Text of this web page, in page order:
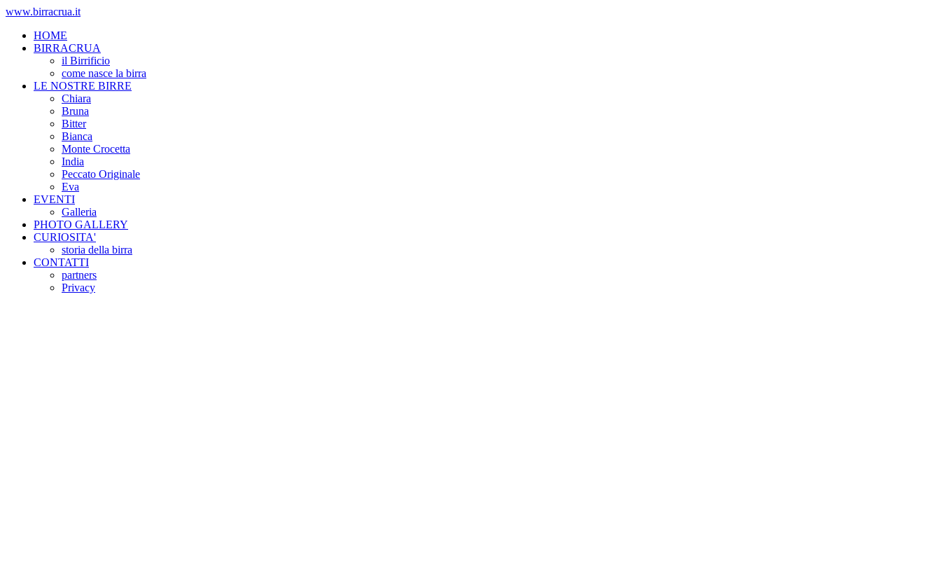
www.birracrua.it
HOME
BIRRACRUA
il Birrificio
come nasce la birra
LE NOSTRE BIRRE
Chiara
Bruna
Bitter
Bianca
Monte Crocetta
India
Peccato Originale
Eva
EVENTI
Galleria
PHOTO GALLERY
CURIOSITA'
storia della birra
CONTATTI
partners
Privacy